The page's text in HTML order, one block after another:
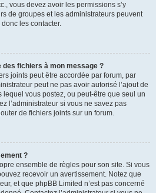
vous devez avoir les permissions s’y
de groupes et les administrateurs peuvent
les contacter.
des fichiers à mon message ?
joints peut être accordée par forum, par
peut ne pas avoir autorisé l’ajout de
vous postez, ou peut-être que seul un
l’administrateur si vous ne savez pas
de fichiers joints sur un forum.
?
ensemble de règles pour son site. Si vous
recevoir un avertissement. Notez que
et que phpBB Limited n’est pas concerné